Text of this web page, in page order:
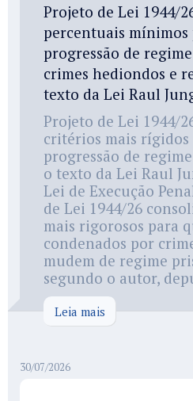
Projeto de Lei 1944/
percentuais mínimos
progressão de
crimes hediondos e
texto da Lei Raul
Projeto de Lei 1944/
critérios mais rígidos
progressão de
o texto da Lei Raul
Lei de Execução
de Lei 1944/26
mais rigorosos para
condenados por
mudem de regime
segundo o autor,
Leia mais
30/07/2026